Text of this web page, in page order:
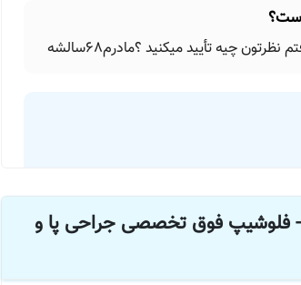
است؟
چیه تأیید میکنید ؟مادرم68سالشه
غضروف سازها در موازد ارتروز خفیف نسبتا
- فلوشیپ فوق تخصصی جراحی پا و